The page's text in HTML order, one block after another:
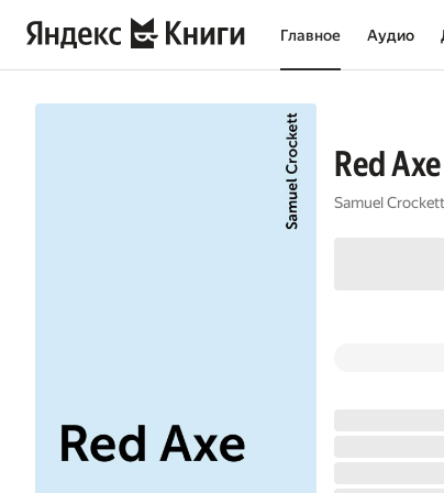
Главное Аудио
Red Axe
Samuel Crockett